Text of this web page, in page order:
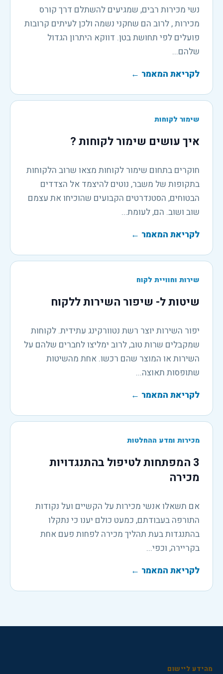
נשי מכירות רבים, שמגיעים להשתלם דרך קורס
מכירות , לרוב הם שחקני נשמה ולכן לעיתים קרובות
פועלים לפי תחושת בטן. דווקא היתרון הגדול
שלהם...
לקריאת המאמר ←
שימור לקוחות
איך עושים שימור לקוחות ?
חוקרים בתחום שימור לקוחות מצאו שרוב הלקוחות
בתקופות של משבר, נוטים להיצמד אל הצדדים
הבטוחים, הסטנדרטים הקבועים שהוכיחו את עצמם
שוב ושוב. הם, לעומת...
לקריאת המאמר ←
שירות וחוויית לקוח
שיטות ל- שיפור השירות ללקוח
יפור השירות יוצר רשת נטוורקינג עתידית. לקוחות
שמקבלים שרות טוב, לרוב ימליצו לחברים שלהם על
השירות או המוצר שהם רכשו. אחת מהשיטות
שתופסות תאוצה...
לקריאת המאמר ←
מכירות ומדע ההחלטות
3 המפתחות לטיפול בהתנגדויות
מכירה
אם תשאלו אנשי מכירות על הקשיים ועל נקודות
התורפה בעבודתם, כמעט כולם יענו כי נתקלו
בהתנגדות בעת תהליך מכירה לפחות פעם אחת
בקריירה, וכפי...
לקריאת המאמר ←
מהידע ליישום